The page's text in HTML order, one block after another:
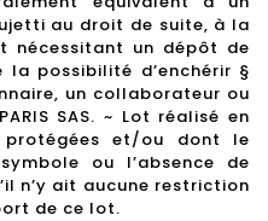
au droit de suite, à la
nécessitant un dépôt de
possibilité d’enchérir §
un collaborateur ou
SAS. ~ Lot réalisé en
et/ou dont le
ou l’absence de
n’y ait aucune restriction
de ce lot.